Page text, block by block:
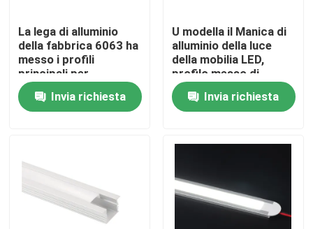
Contattici
Notizie
Profili messi del LED
Profilo del pannello di carta e gesso LED
La lega di alluminio
della fabbrica 6063 ha
messo i profili
principali per
illuminazione del
GovernoInvia richiesta
U modella il Manica di
alluminio della luce
della mobilia LED,
profilo messo di
alluminio d'argento del
LED
Invia richiesta